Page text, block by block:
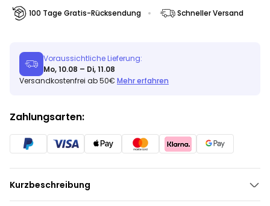
100 Tage Gratis-Rücksendung Schneller Versand
Voraussichtliche Lieferung:
Mo, 10.08 – Di, 11.08
Versandkostenfrei ab 50€ Mehr erfahren
Zahlungsarten:
Kurzbeschreibung
Zum Erwärmen in der Mikrowelle